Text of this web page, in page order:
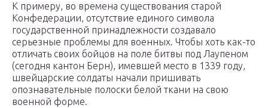
К примеру, во времена существования старой
Конфедерации, отсутствие единого символа
государственной принадлежности создавало
серьезные проблемы для военных. Чтобы хоть как-то
отличать своих бойцов на поле битвы под Лаупеном
(сегодня кантон Берн), имевшей место в 1339 году,
швейцарские солдаты начали пришивать
опознавательные полоски белой ткани на свою
военной форме.